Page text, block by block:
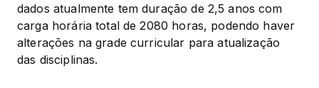
dados atualmente tem duração de 2,5 anos com
carga horária total de 2080 horas, podendo haver
alterações na grade curricular para atualização
das disciplinas.